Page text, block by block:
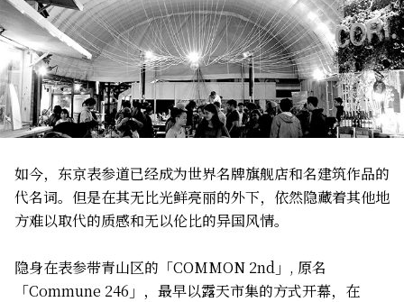
如今，东京表参道已经成为世界名牌旗舰店和名建筑作品的
代名词。但是在其无比光鲜亮丽的外下，依然隐藏着其他地
方难以取代的质感和无以伦比的异国风情。
隐身在表参带青山区的「COMMON 2nd」, 原名
「Commune 246」，最早以露天市集的方式开幕，在